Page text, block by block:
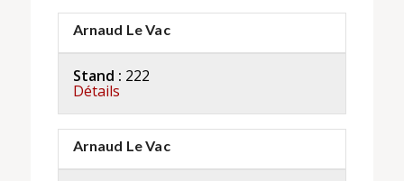
Arnaud Le Vac
Stand : 222
Détails
Arnaud Le Vac